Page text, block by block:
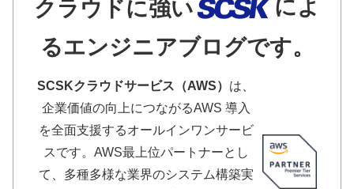
クラウドに強い
によ
るエンジニアブログです。
SCSKクラウドサービス（AWS） は、
企業価値の向上につながるAWS 導入
を全面支援するオールインワンサービ
スです。AWS最上位パートナーとし
て、多種多様な業界のシステム構築実